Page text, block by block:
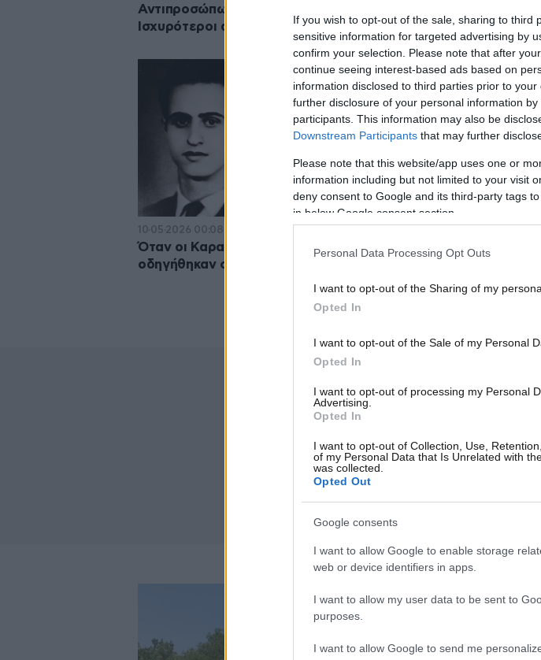
If you wish to opt-out of the sale, sharing to third
sensitive information for targeted advertising by
confirm your selection. Please note that after
continue seeing interest-based ads based on
information disclosed to third parties prior to
further disclosure of your personal information
participants. This information may also be
Downstream Participants that may further
Please note that this website/app uses one or
information including but not limited to your visit
deny consent to Google and its third-party tags
in below Google consent section.
Personal Data Processing Opt Outs
I want to opt-out of the Sharing of my
Opted In
I want to opt-out of the Sale of my Personal
Opted In
I want to opt-out of processing my Personal
Advertising.
Opted In
I want to opt-out of Collection, Use,
of my Personal Data that Is Unrelated with
was collected.
Opted Out
Google consents
I want to allow Google to enable storage
web or device identifiers in apps.
I want to allow my user data to be sent to
purposes.
I want to allow Google to send me
Αντιπροσώπων της Κύπρου:
Ισχυρότεροι από ποτέ οι δεσμοί μας
10·05·2026 00:08
Όταν οι Καραολής και Δημητρίου
οδηγήθηκαν στην αγχόνη
Eurovision 2026:
δεύτερη πρόβα της